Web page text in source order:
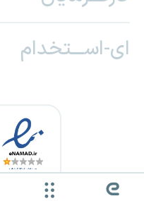
ای-اســـتخدام